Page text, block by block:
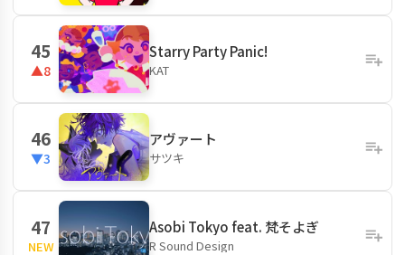
45
▲8
Starry Party Panic!
KAT
46
▼3
アヴァート
サツキ
47
NEW
Asobi Tokyo feat. 梵そよぎ
R Sound Design